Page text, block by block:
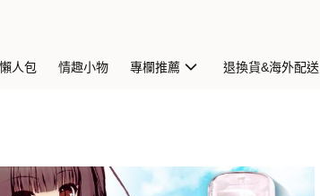
人包 情趣小物 專欄推薦 退換貨&海外配送